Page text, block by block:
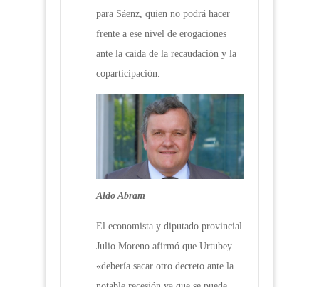
para Sáenz, quien no podrá hacer
frente a ese nivel de erogaciones
ante la caída de la recaudación y la
coparticipación.
Aldo Abram
El economista y diputado provincial
Julio Moreno afirmó que Urtubey
«debería sacar otro decreto ante la